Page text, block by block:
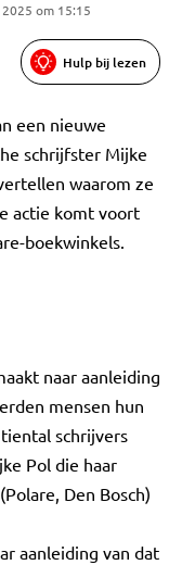
om 15:15
Hulp bij lezen
een nieuwe
schrijfster Mijke
waarom ze
actie komt voort
boekwinkels.
naar aanleiding
mensen hun
schrijvers
Pol die haar
Den Bosch)
aanleiding van dat